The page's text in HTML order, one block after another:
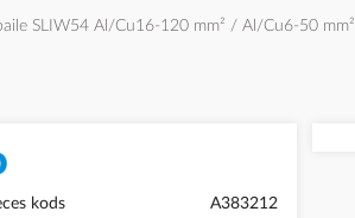
SLIW54 Al/Cu16-120 mm² / Al/Cu6-50 mm²
kods
A383212